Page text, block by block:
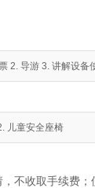
2. 导游 3. 讲解设备
儿童安全座椅
不收取手续费